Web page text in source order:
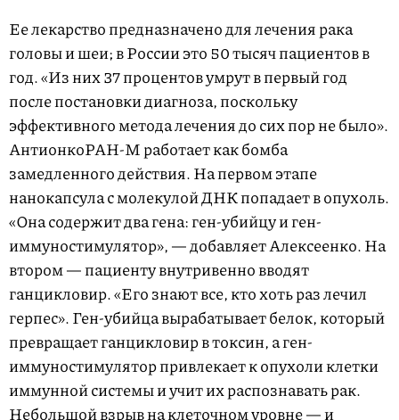
Ее лекарство предназначено для лечения рака
головы и шеи; в России это 50 тысяч пациентов в
год. «Из них 37 процентов умрут в первый год
после постановки диагноза, поскольку
эффективного метода лечения до сих пор не было».
АнтионкоРАН-М работает как бомба
замедленного действия. На первом этапе
нанокапсула с молекулой ДНК попадает в опухоль.
«Она содержит два гена: ген-убийцу и ген-
иммуностимулятор», — добавляет Алексеенко. На
втором — пациенту внутривенно вводят
ганцикловир. «Его знают все, кто хоть раз лечил
герпес». Ген-убийца вырабатывает белок, который
превращает ганцикловир в токсин, а ген-
иммуностимулятор привлекает к опухоли клетки
иммунной системы и учит их распознавать рак.
Небольшой взрыв на клеточном уровне — и